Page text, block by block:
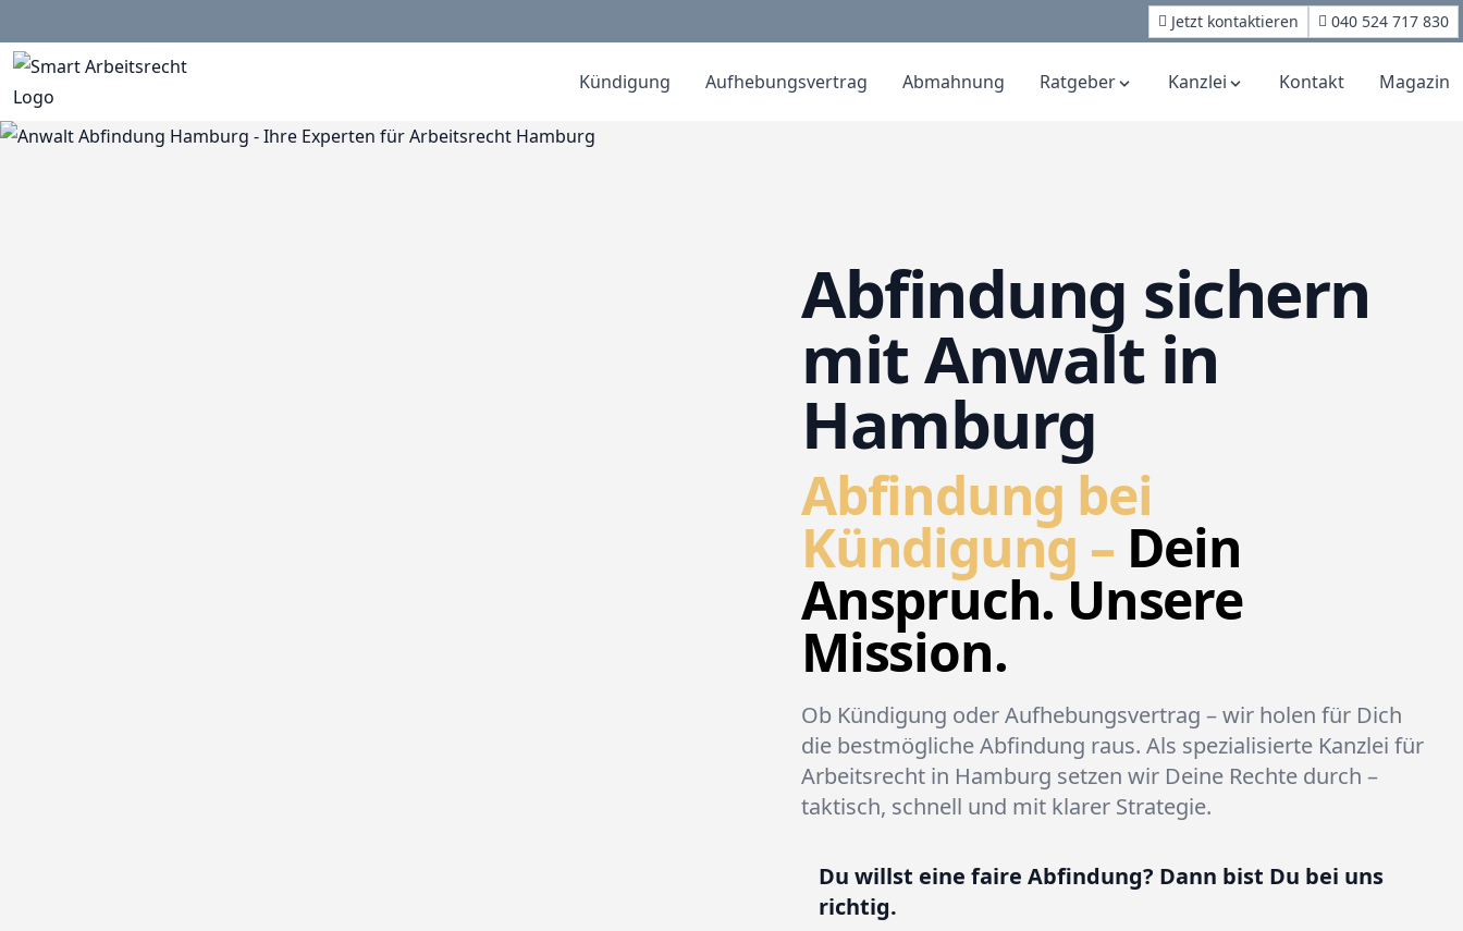
Jetzt kontaktieren 040 524 717 830
Kündigung Aufhebungsvertrag Abmahnung Ratgeber Kanzlei Kontakt Magazin
Abfindung sichern
mit Anwalt in
Hamburg
Abfindung bei
Kündigung – Dein
Anspruch. Unsere
Mission.
Ob Kündigung oder Aufhebungsvertrag – wir holen für Dich
die bestmögliche Abfindung raus. Als spezialisierte Kanzlei für
Arbeitsrecht in Hamburg setzen wir Deine Rechte durch –
taktisch, schnell und mit klarer Strategie.
Du willst eine faire Abfindung? Dann bist Du bei uns
richtig.